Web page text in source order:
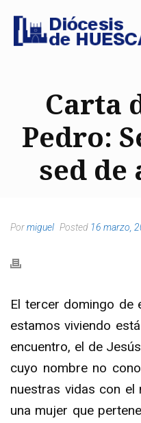
Carta
Pedro:
sed de
Pormiguel Posted 16 marzo,
El tercer domingo de
estamos viviendo
encuentro, el de
cuyo nombre no
nuestras vidas con el
una mujer que